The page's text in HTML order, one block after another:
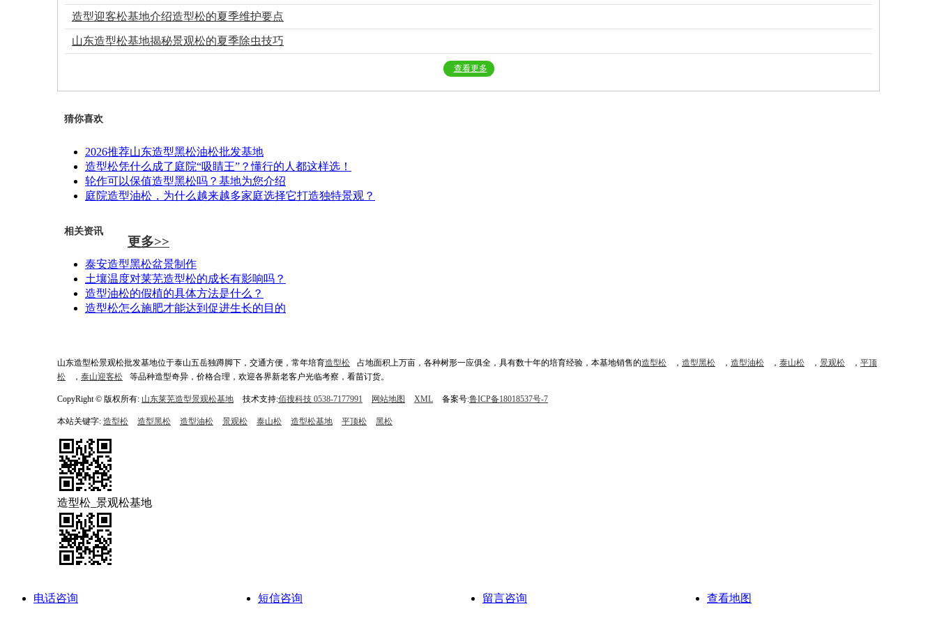
造型迎客松基地介绍造型松的夏季维护要点
山东造型松基地揭秘景观松的夏季除虫技巧
查看更多
猜你喜欢
2026推荐山东造型黑松油松批发基地
造型松凭什么成了庭院“吸睛王”？懂行的人都这样选！
轮作可以保值造型黑松吗？基地为您介绍
庭院造型油松，为什么越来越多家庭选择它打造独特景观？
相关资讯
更多>>
泰安造型黑松盆景制作
土壤温度对莱芜造型松的成长有影响吗？
造型油松的假植的具体方法是什么？
造型松怎么施肥才能达到促进生长的目的
山东造型松景观松批发基地位于泰山五岳独蹲脚下，交通方便，常年培育造型松 占地面积上万亩，各种树形一应俱全，具有数十年的培育经验，本基地销售的造型松 ， 造型黑松 ， 造型油松 ， 泰山松 ， 景观松 ， 平顶
松
， 泰山迎客松 等品种造型奇异，价格合理，欢迎各界新老客户光临考察，看苗订货。
CopyRight © 版权所有: 山东莱芜造型景观松基地 技术支持:佰搜科技 0538-7177991 网站地图 XML 备案号:鲁ICP备18018537号-7
本站关键字: 造型松 造型黑松 造型油松 景观松 泰山松 造型松基地 平顶松 黑松
造型松_景观松基地
电话咨询 短信咨询 留言咨询 查看地图